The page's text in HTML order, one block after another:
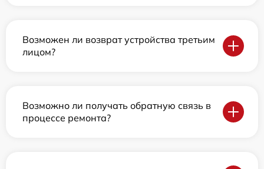
Возможен ли возврат устройства третьим
лицом?
Возможно ли получать обратную связь в
процессе ремонта?